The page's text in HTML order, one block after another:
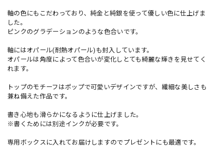
軸の色にもこだわっており、純金と純銀を使って優しい色に仕上げま
した。
ピンクのグラデーションのような色合いです。
軸にはオパール(耐熱オパール)も封入しています。
オパールは角度によって色合いが変化しとても綺麗な輝きを見せてく
れます。
トップのモチーフはポップで可愛いデザインですが、繊細な美しさも
兼ね備えた作品です。
書き心地も滑らかになるように仕上げました。
※書くためには別途インクが必要です。
専用ボックスに入れてお届けしますのでプレゼントにも最適です。